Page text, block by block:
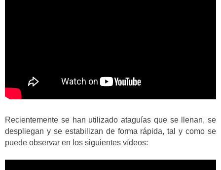
Recientemente se han utilizado ataguías que se llenan, se
despliegan y se estabilizan de forma rápida, tal y como se
puede observar en los siguientes vídeos: